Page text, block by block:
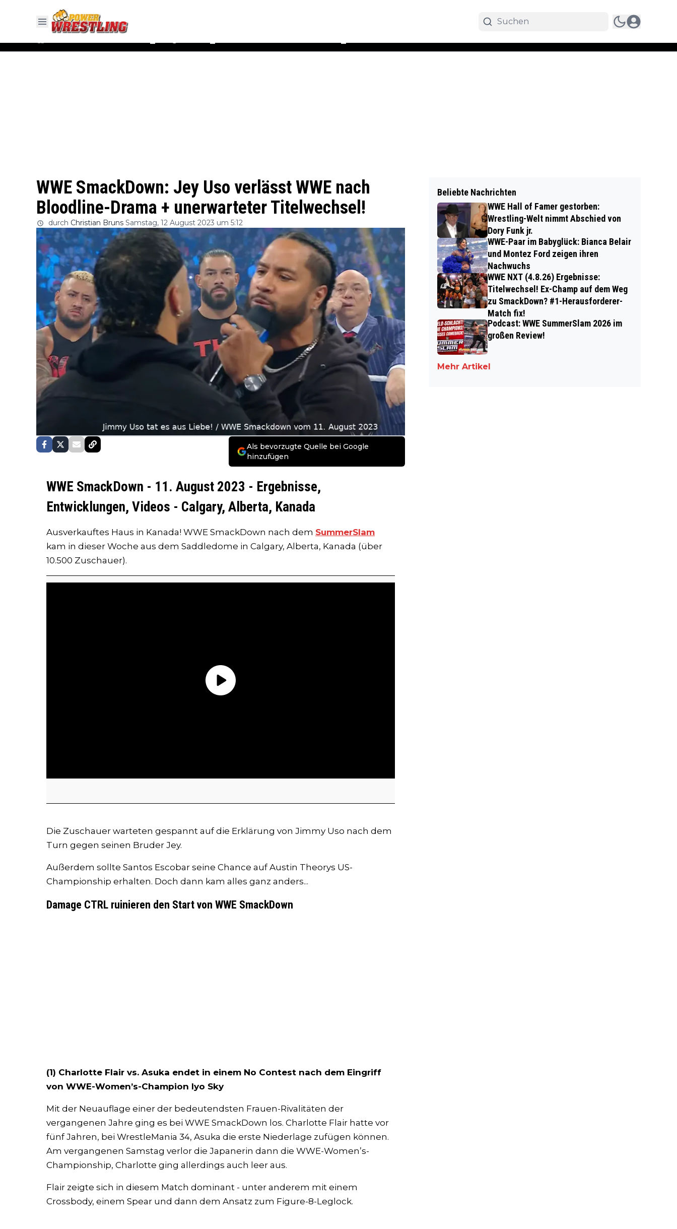
WWE SmackDown: Jey Uso verlässt WWE nach
Bloodline-Drama + unerwarteter Titelwechsel!
durch Christian Bruns Samstag, 12 August 2023 um 5:12
Als bevorzugte Quelle bei Google
hinzufügen
WWE SmackDown - 11. August 2023 - Ergebnisse,
Entwicklungen, Videos - Calgary, Alberta, Kanada
Ausverkauftes Haus in Kanada! WWE SmackDown nach dem SummerSlam
kam in dieser Woche aus dem Saddledome in Calgary, Alberta, Kanada (über
10.500 Zuschauer).
Die Zuschauer warteten gespannt auf die Erklärung von Jimmy Uso nach dem
Turn gegen seinen Bruder Jey.
Außerdem sollte Santos Escobar seine Chance auf Austin Theorys US-
Championship erhalten. Doch dann kam alles ganz anders...
Damage CTRL ruinieren den Start von WWE SmackDown
(1) Charlotte Flair vs. Asuka endet in einem No Contest nach dem Eingriff
von WWE-Women’s-Champion Iyo Sky
Mit der Neuauflage einer der bedeutendsten Frauen-Rivalitäten der
vergangenen Jahre ging es bei WWE SmackDown los. Charlotte Flair hatte vor
fünf Jahren, bei WrestleMania 34, Asuka die erste Niederlage zufügen können.
Am vergangenen Samstag verlor die Japanerin dann die WWE-Women’s-
Championship, Charlotte ging allerdings auch leer aus.
Flair zeigte sich in diesem Match dominant - unter anderem mit einem
Crossbody, einem Spear und dann dem Ansatz zum Figure-8-Leglock.
Beliebte Nachrichten
WWE Hall of Famer gestorben:
Wrestling-Welt nimmt Abschied von
Dory Funk jr.
WWE-Paar im Babyglück: Bianca Belair
und Montez Ford zeigen ihren
Nachwuchs
WWE NXT (4.8.26) Ergebnisse:
Titelwechsel! Ex-Champ auf dem Weg
zu SmackDown? #1-Herausforderer-
Match fix!
Podcast: WWE SummerSlam 2026 im
großen Review!
Mehr Artikel